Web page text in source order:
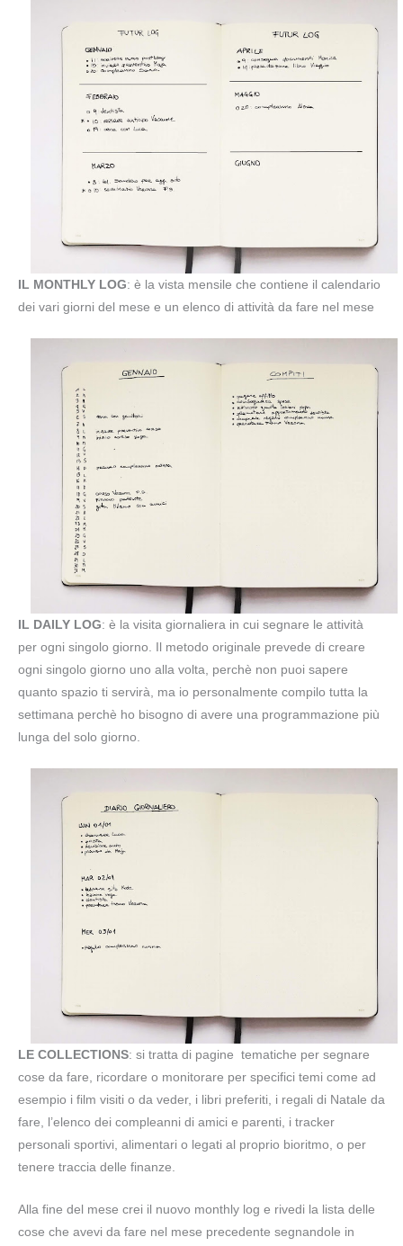
IL MONTHLY LOG: è la vista mensile che contiene il calendario
dei vari giorni del mese e un elenco di attività da fare nel mese
IL DAILY LOG: è la visita giornaliera in cui segnare le attività
per ogni singolo giorno. Il metodo originale prevede di creare
ogni singolo giorno uno alla volta, perchè non puoi sapere
quanto spazio ti servirà, ma io personalmente compilo tutta la
settimana perchè ho bisogno di avere una programmazione più
lunga del solo giorno.
LE COLLECTIONS: si tratta di pagine tematiche per segnare
cose da fare, ricordare o monitorare per specifici temi come ad
esempio i film visiti o da veder, i libri preferiti, i regali di Natale da
fare, l’elenco dei compleanni di amici e parenti, i tracker
personali sportivi, alimentari o legati al proprio bioritmo, o per
tenere traccia delle finanze.
Alla fine del mese crei il nuovo monthly log e rivedi la lista delle
cose che avevi da fare nel mese precedente segnandole in